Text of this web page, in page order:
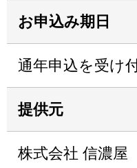
お申込み期日
通年申込を受け
提供元
株式会社 信濃屋